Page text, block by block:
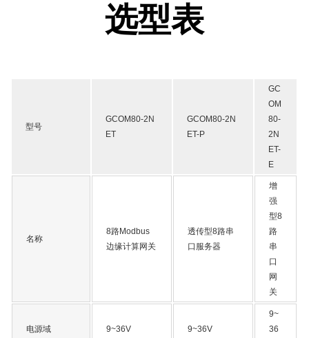
选型表
型号
GCOM80-2N
ET
GCOM80-2N
ET-P
GC
OM
80-
2N
ET-
E
名称
8路Modbus
边缘计算网关
透传型8路串
口服务器
增
强
型8
路
串
口
网
关
电源域 9~36V 9~36V
9~
36